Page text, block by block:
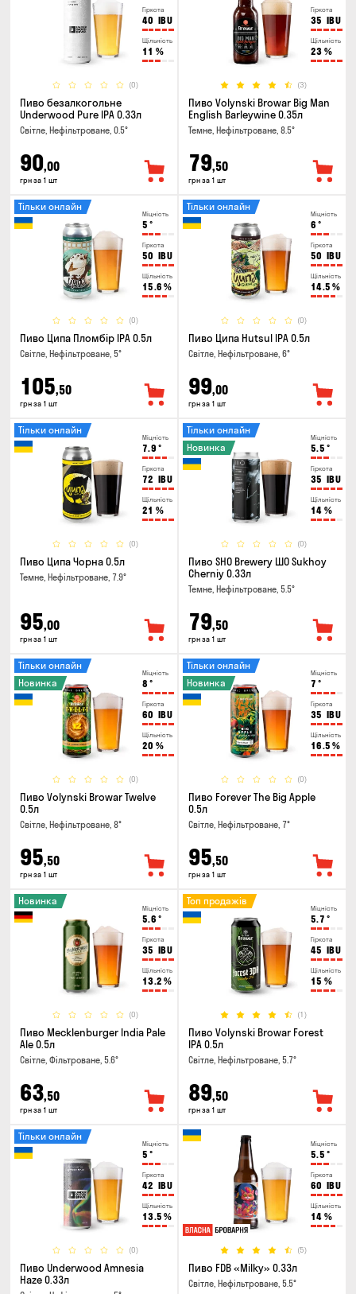
Гіркота
40 IBU
Щільність
11 %
(0)
Пиво безалкогольне
Underwood Pure IPA 0.33л
Світле, Нефільтроване, 0.5°
90,00
грн за 1 шт
Гіркота
35 IBU
Щільність
23 %
(3)
Пиво Volynski Browar Big Man
English Barleywine 0.35л
Темне, Нефільтроване, 8.5°
79,50
грн за 1 шт
Міцність
5 °
Гіркота
50 IBU
Щільність
15.6 %
(0)
Тільки онлайн
Пиво Ципа Пломбір IPA 0.5л
Світле, Нефільтроване, 5°
105,50
грн за 1 шт
Міцність
6 °
Гіркота
50 IBU
Щільність
14.5 %
(0)
Тільки онлайн
Пиво Ципа Hutsul IPA 0.5л
Світле, Нефільтроване, 6°
99,00
грн за 1 шт
Міцність
7.9 °
Гіркота
72 IBU
Щільність
21 %
(0)
Тільки онлайн
Пиво Ципа Чорна 0.5л
Темне, Нефільтроване, 7.9°
95,00
грн за 1 шт
Міцність
5.5 °
Гіркота
35 IBU
Щільність
14 %
(0)
Тільки онлайн
Новинка
Пиво SHO Brewery ШО Sukhoy
Cherniy 0.33л
Темне, Нефільтроване, 5.5°
79,50
грн за 1 шт
Міцність
8 °
Гіркота
60 IBU
Щільність
20 %
(0)
Тільки онлайн
Новинка
Пиво Volynski Browar Twelve
0.5л
Світле, Нефільтроване, 8°
95,50
грн за 1 шт
Міцність
7 °
Гіркота
35 IBU
Щільність
16.5 %
(0)
Тільки онлайн
Новинка
Пиво Forever The Big Apple
0.5л
Світле, Нефільтроване, 7°
95,50
грн за 1 шт
Міцність
5.6 °
Гіркота
35 IBU
Щільність
13.2 %
(0)
Новинка
Пиво Mecklenburger India Pale
Ale 0.5л
Світле, Фільтроване, 5.6°
63,50
грн за 1 шт
Міцність
5.7 °
Гіркота
45 IBU
Щільність
15 %
(1)
Топ продажів
Пиво Volynski Browar Forest
IPA 0.5л
Світле, Нефільтроване, 5.7°
89,50
грн за 1 шт
Міцність
5 °
Гіркота
42 IBU
Щільність
13.5 %
(0)
Тільки онлайн
Пиво Underwood Amnesia
Haze 0.33л
Міцність
5.5 °
Гіркота
60 IBU
Щільність
14 %
(5)
Пиво FDB «Milky» 0.33л
Світле, Нефільтроване, 5.5°